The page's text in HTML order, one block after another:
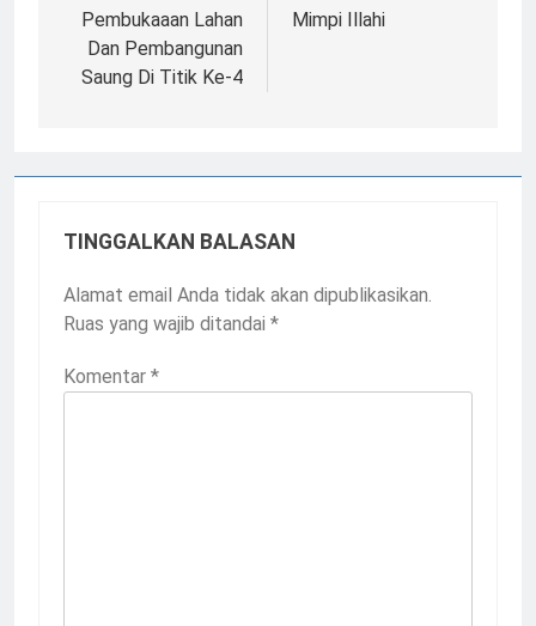
pos
Pembukaaan Lahan
Dan Pembangunan
Saung Di Titik Ke-4
Mimpi Illahi
TINGGALKAN BALASAN
Alamat email Anda tidak akan dipublikasikan.
Ruas yang wajib ditandai *
Komentar *